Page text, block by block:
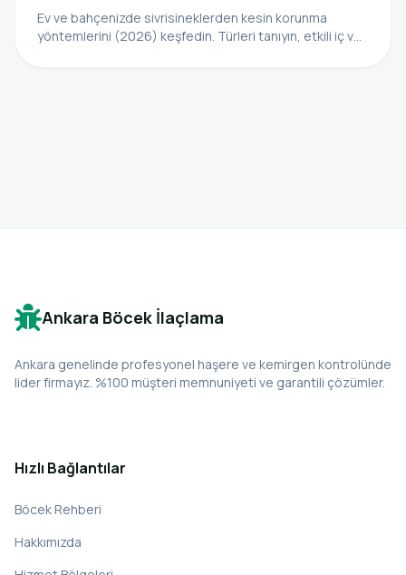
Ev ve bahçenizde sivrisineklerden kesin korunma
yöntemlerini (2026) keşfedin. Türleri tanıyın, etkili iç ve
Ankara Böcek İlaçlama
Ankara genelinde profesyonel haşere ve kemirgen kontrolünde
lider firmayız. %100 müşteri memnuniyeti ve garantili çözümler.
Hızlı Bağlantılar
Böcek Rehberi
Hakkımızda